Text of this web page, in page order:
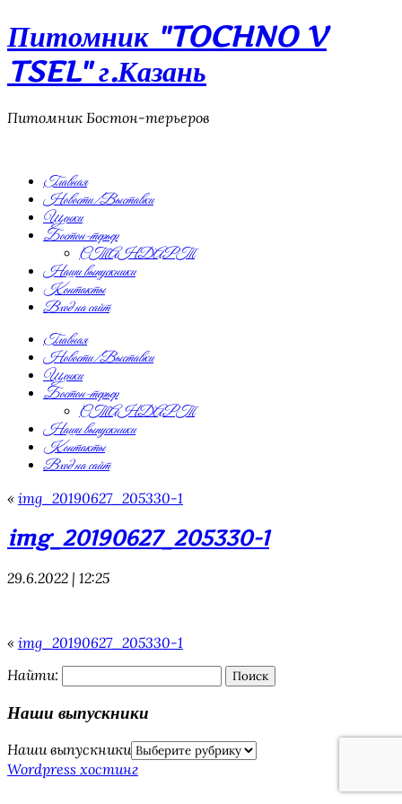
Питомник "TOCHNO V
TSEL" г.Казань
Питомник Бостон-терьеров
Главная
Новости/Выставки
Щенки
Бостон-терьер
СТАНДАРТ
Наши выпускники
Контакты
Вход на сайт
Главная
Новости/Выставки
Щенки
Бостон-терьер
СТАНДАРТ
Наши выпускники
Контакты
Вход на сайт
« img_20190627_205330-1
img_20190627_205330-1
29.6.2022 | 12:25
« img_20190627_205330-1
Найти:
Наши выпускники
Наши выпускники
Wordpress хостинг